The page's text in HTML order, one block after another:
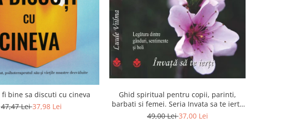
fi bine sa discuti cu cineva
47,47 Lei37,98 Lei
Ghid spiritual pentru copii, parinti,
barbati si femei. Seria Invata sa te ierti.
Luule Viilma
49,00 Lei37,00 Lei